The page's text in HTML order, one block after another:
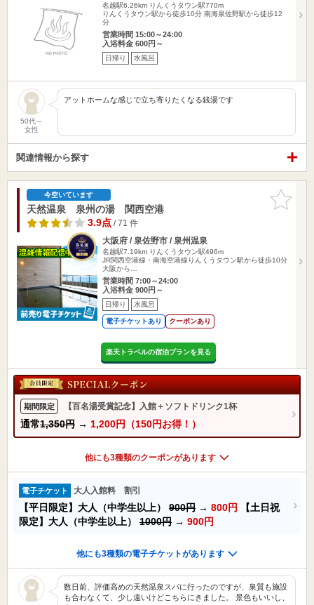
名越駅6.26km りんくうタウン駅770m
りんくうタウン駅から徒歩10分 南海泉佐野駅から徒歩12
分
営業時間 15:00～24:00
入浴料金 600円～
日帰り 水風呂
50代～
女性
アットホームな感じで立ち寄りたくなる銭湯です
関連情報から探す
お気に入
りに追加
今空いています
天然温泉 泉州の湯 関西空港
3.9点/ 71 件
大阪府 / 泉佐野市 / 泉州温泉
名越駅7.19km りんくうタウン駅496m
JR関西空港線・南海空港線りんくうタウン駅から徒歩10分
大阪から…
営業時間 7:00～24:00
入浴料金 900円～
日帰り 水風呂
電子チケットあり クーポンあり
楽天トラベルの宿泊プランを見る
期間限定 【百名湯受賞記念】入館＋ソフトドリンク1杯
通常1,350円 → 1,200円（150円お得！）
他にも3種類のクーポンがあります
電子チケット 大人入館料 割引
【平日限定】大人（中学生以上） 900円 → 800円
【土日祝
限定】大人（中学生以上） 1000円 → 900円
他にも3種類の電子チケットがあります
数日前、評価高めの天然温泉スパに行ったのですが、泉質も施設
も合わなくて、少し遠いけどこちらにきました。 景色もいいし、